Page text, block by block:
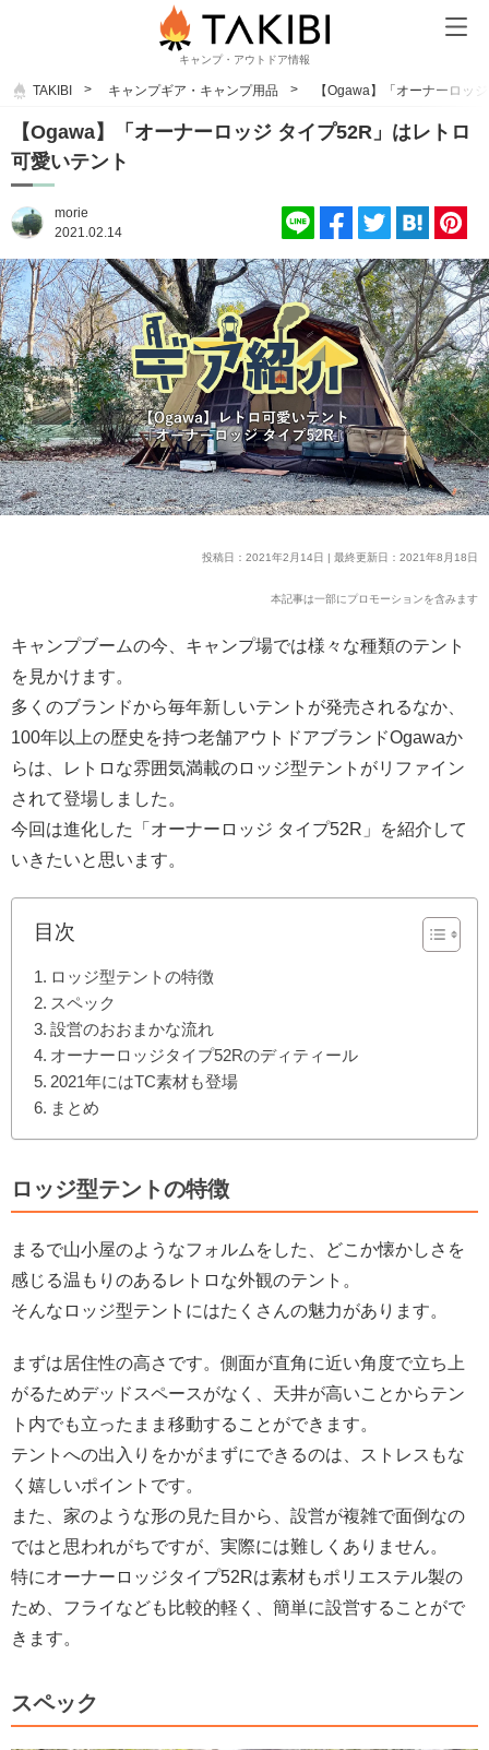
キャンプ・アウトドア情報
TAKIBI キャンプギア・キャンプ用品 【Ogawa】「オーナーロッ
【Ogawa】「オーナーロッジ タイプ52R」はレトロ
可愛いテント
morie
2021.02.14
投稿日：2021年2月14日 | 最終更新日：2021年8月18日
本記事は一部にプロモーションを含みます
キャンプブームの今、キャンプ場では様々な種類のテント
を見かけます。
多くのブランドから毎年新しいテントが発売されるなか、
100年以上の歴史を持つ老舗アウトドアブランドOgawaか
らは、レトロな雰囲気満載のロッジ型テントがリファイン
されて登場しました。
今回は進化した「オーナーロッジ タイプ52R」を紹介して
いきたいと思います。
目次
ロッジ型テントの特徴
スペック
設営のおおまかな流れ
オーナーロッジタイプ52Rのディティール
2021年にはTC素材も登場
まとめ
ロッジ型テントの特徴
まるで山小屋のようなフォルムをした、どこか懐かしさを
感じる温もりのあるレトロな外観のテント。
そんなロッジ型テントにはたくさんの魅力があります。
まずは居住性の高さです。側面が直角に近い角度で立ち上
がるためデッドスペースがなく、天井が高いことからテン
ト内でも立ったまま移動することができます。
テントへの出入りをかがまずにできるのは、ストレスもな
く嬉しいポイントです。
また、家のような形の見た目から、設営が複雑で面倒なの
ではと思われがちですが、実際には難しくありません。
特にオーナーロッジタイプ52Rは素材もポリエステル製の
ため、フライなども比較的軽く、簡単に設営することがで
きます。
スペック